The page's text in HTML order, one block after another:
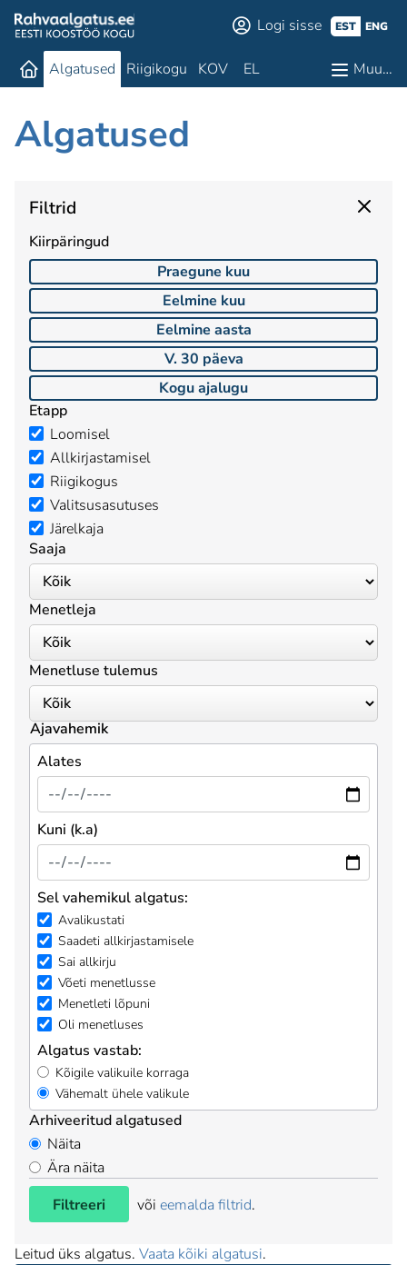
Logi sisse EST ENG
Algatused Riigikogu KOV EL Muu…
Algatused
Filtrid
Kiirpäringud
Praegune kuu
Eelmine kuu
Eelmine aasta
V. 30 päeva
Kogu ajalugu
Etapp
Loomisel
Allkirjastamisel
Riigikogus
Valitsusasutuses
Järelkaja
Saaja
Menetleja
Menetluse tulemus
Ajavahemik
Alates
Kuni (k.a)
Sel vahemikul algatus:
Avalikustati
Saadeti allkirjastamisele
Sai allkirju
Võeti menetlusse
Menetleti lõpuni
Oli menetluses
Algatus vastab:
Kõigile valikuile korraga
Vähemalt ühele valikule
Arhiveeritud algatused
Näita
Ära näita
Filtreeri
või eemalda filtrid.
Leitud üks algatus. Vaata kõiki algatusi.